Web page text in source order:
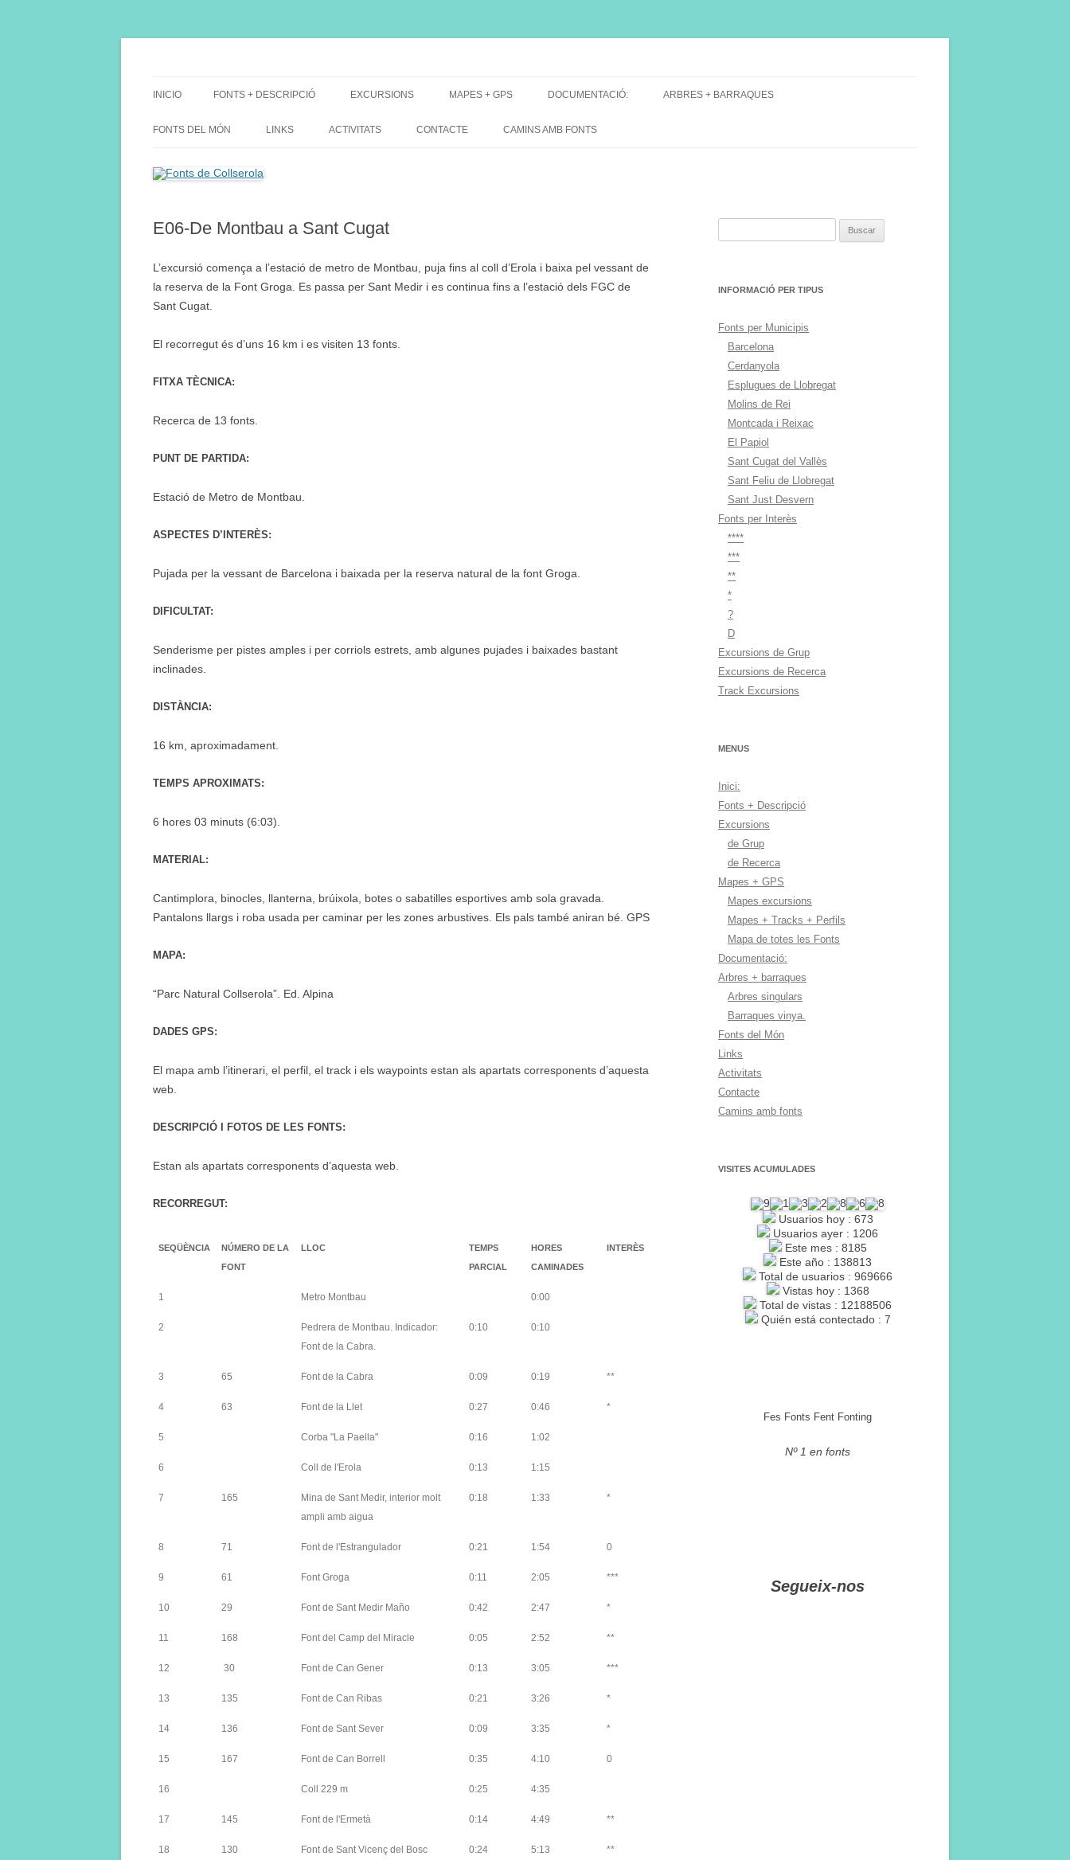
INICIO FONTS + DESCRIPCIÓ EXCURSIONS
DE GRUP
MAPES + GPS
MAPES EXCURSIONS
DOCUMENTACIÓ: ARBRES + BARRAQUES
FONTS DEL MÓN LINKS ACTIVITATS CONTACTE CAMINS AMB FONTS
E06-De Montbau a Sant Cugat
L’excursió comença a l’estació de metro de Montbau, puja fins al coll d’Erola i baixa pel vessant de
la reserva de la Font Groga. Es passa per Sant Medir i es continua fins a l’estació dels FGC de
Sant Cugat.
El recorregut és d’uns 16 km i es visiten 13 fonts.
FITXA TÈCNICA:
Recerca de 13 fonts.
PUNT DE PARTIDA:
Estació de Metro de Montbau.
ASPECTES D’INTERÈS:
Pujada per la vessant de Barcelona i baixada per la reserva natural de la font Groga.
DIFICULTAT:
Senderisme per pistes amples i per corriols estrets, amb algunes pujades i baixades bastant
inclinades.
DISTÀNCIA:
16 km, aproximadament.
TEMPS APROXIMATS:
6 hores 03 minuts (6:03).
MATERIAL:
Cantimplora, binocles, llanterna, brúixola, botes o sabatilles esportives amb sola gravada.
Pantalons llargs i roba usada per caminar per les zones arbustives. Els pals també aniran bé. GPS
MAPA:
“Parc Natural Collserola”. Ed. Alpina
DADES GPS:
El mapa amb l’itinerari, el perfil, el track i els waypoints estan als apartats corresponents d’aquesta
web.
DESCRIPCIÓ I FOTOS DE LES FONTS:
Estan als apartats corresponents d’aquesta web.
RECORREGUT:
SEQÜÈNCIA
NÚMERO DE LA
FONT
LLOC
TEMPS
PARCIAL
HORES
CAMINADES
INTERÈS
1 Metro Montbau 0:00
2
Pedrera de Montbau. Indicador:
Font de la Cabra.
0:10 0:10
3 65 Font de la Cabra 0:09 0:19 **
4 63 Font de la Llet 0:27 0:46 *
5 Corba "La Paella" 0:16 1:02
6 Coll de l'Erola 0:13 1:15
7 165
Mina de Sant Medir, interior molt
ampli amb aigua
0:18 1:33 *
8 71 Font de l'Estrangulador 0:21 1:54 0
9 61 Font Groga 0:11 2:05 ***
10 29 Font de Sant Medir Maño 0:42 2:47 *
11 168 Font del Camp del Miracle 0:05 2:52 **
12 30 Font de Can Gener 0:13 3:05 ***
13 135 Font de Can Ribas 0:21 3:26 *
14 136 Font de Sant Sever 0:09 3:35 *
15 167 Font de Can Borrell 0:35 4:10 0
16 Coll 229 m 0:25 4:35
17 145 Font de l'Ermetà 0:14 4:49 **
18 130 Font de Sant Vicenç del Bosc 0:24 5:13 **
INFORMACIÓ PER TIPUS
Fonts per Municipis
Barcelona
Cerdanyola
Esplugues de Llobregat
Molins de Rei
Montcada i Reixac
El Papiol
Sant Cugat del Vallès
Sant Feliu de Llobregat
Sant Just Desvern
Fonts per Interès
****
***
**
*
?
D
Excursions de Grup
Excursions de Recerca
Track Excursions
MENUS
Inici:
Fonts + Descripció
Excursions
de Grup
de Recerca
Mapes + GPS
Mapes excursions
Mapes + Tracks + Perfils
Mapa de totes les Fonts
Documentació:
Arbres + barraques
Arbres singulars
Barraques vinya.
Fonts del Món
Links
Activitats
Contacte
Camins amb fonts
VISITES ACUMULADES
Usuarios hoy : 673
Usuarios ayer : 1206
Este mes : 8185
Este año : 138813
Total de usuarios : 969666
Vistas hoy : 1368
Total de vistas : 12188506
Quién está contectado : 7
Fes Fonts Fent Fonting
Nº 1 en fonts
Segueix-nos